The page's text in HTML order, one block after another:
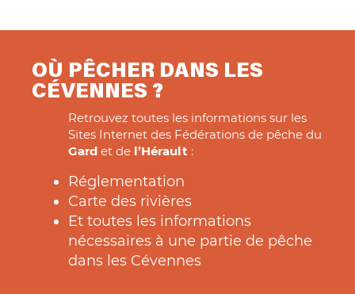
OÙ PÊCHER DANS LES
CÉVENNES ?
Retrouvez toutes les informations sur les
Sites Internet des Fédérations de pêche du
Gard et de l’Hérault :
Réglementation
Carte des rivières
Et toutes les informations
nécessaires à une partie de pêche
dans les Cévennes